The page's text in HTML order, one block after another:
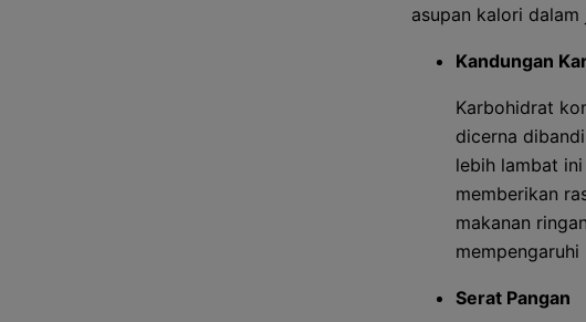
asupan kalori dalam
Kandungan
Karbohidrat
dicerna
lebih lambat
memberikan
makanan
Serat Pangan